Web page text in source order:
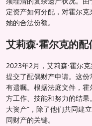
定资产如何分配，对霍尔
她的合法份额。
艾莉森·霍尔克的
2023年2月，艾莉森·霍尔
提交了配偶财产申请。这
有遗嘱。根据法庭文件，
方工作、技能和努力的结
大资产”，除了他们共同建
同财产的关键。